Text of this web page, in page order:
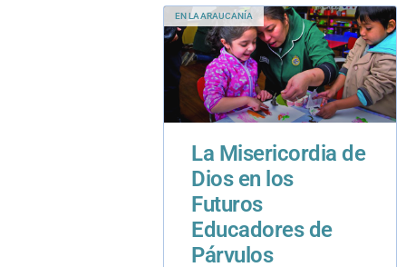
La Misericordia de
Dios en los
Futuros
Educadores de
Párvulos
16 de diciembre de 2016